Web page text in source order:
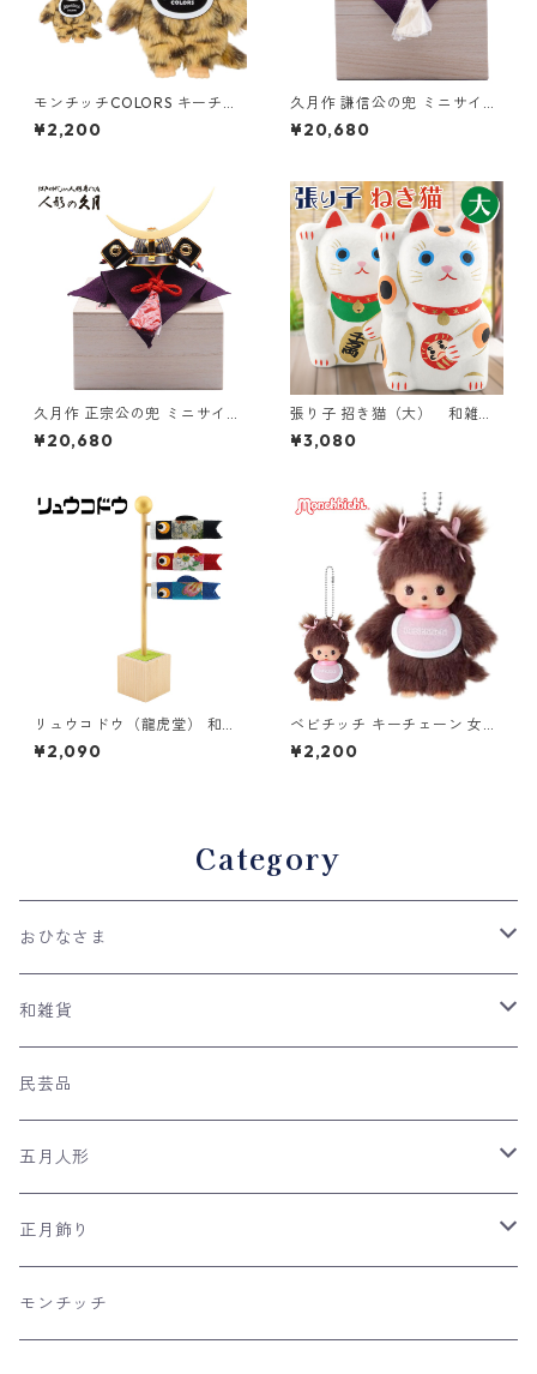
モンチッチCOLORS キーチェ
ーン ヒョウ柄 244485 セキグ
チ(Sekiguchi)
¥2,200
久月作 謙信公の兜 ミニサイズ
桐箱付き 日本製 お土産 R-58
22 和雑貨/コンパクト/置物/端
¥20,680
久月作 正宗公の兜 ミニサイズ
桐箱付き 日本製 お土産 R-58
21 和雑貨/コンパクト/置物/端
¥20,680
張り子 招き猫（大） 和雑貨/
招き猫/ちりめん/民芸品/紙人
形/一千乃
¥3,080
リュウコドウ（龍虎堂） 和柄
すこやか鯉のぼり 和雑貨/コン
パクト/置物/ちりめん/子供の
¥2,090
ベビチッチ キーチェーン 女の
子 201099 セキグチ(Sekiguc
hi)
¥2,200
Category
おひなさま
親王飾り
収納台飾り
平飾り
ケース飾り
木目込み人形
つるし雛
リュウコドウの和雑貨
和雑貨
手ぬぐい
ネコの和雑貨
風呂敷
日本のおみやげ
民芸品
五月人形
兜飾り
室内こいのぼり
正月飾り
羽子板飾り
モンチッチ